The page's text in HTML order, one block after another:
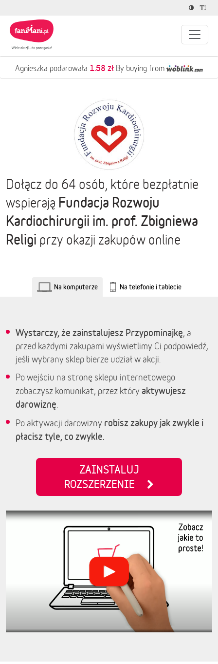
Agnieszka podarowała 1.58 zł By buying from
Dołącz do 64 osób, które bezpłatnie
wspierają Fundacja Rozwoju
Kardiochirurgii im. prof. Zbigniewa
Religi przy okazji zakupów online
Na komputerze Na telefonie i tablecie
Wystarczy, że zainstalujesz Przypominajkę, a
przed każdymi zakupami wyświetlimy Ci podpowiedź,
jeśli wybrany sklep bierze udział w akcji.
Po wejściu na stronę sklepu internetowego
zobaczysz komunikat, przez który aktywujesz
darowiznę
Po aktywacji darowizny robisz zakupy jak zwykle i
płacisz tyle, co zwykle.
ZAINSTALUJ
ROZSZERZENIE